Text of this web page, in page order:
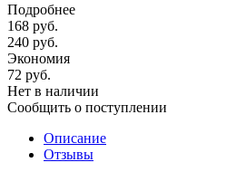
Подробнее
168 руб.
240 руб.
Экономия
72 руб.
Нет в наличии
Сообщить о поступлении
Описание
Отзывы